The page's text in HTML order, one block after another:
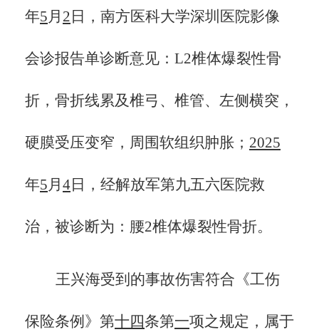
年5 月 2 日，南方医科大学深圳医院影像
会诊报告单诊断意见： L2椎体爆裂性骨
折，骨折线累及椎弓、椎管、左侧横突，
硬膜受压变窄，周围软组织肿胀； 2025
年5 月 4日，经解放军第九五六医院救
治，被诊断为：腰2椎体爆裂性骨折。
王兴海受到的事故伤害符合《工伤
保险条例》第十四条第一项之规定， 属于